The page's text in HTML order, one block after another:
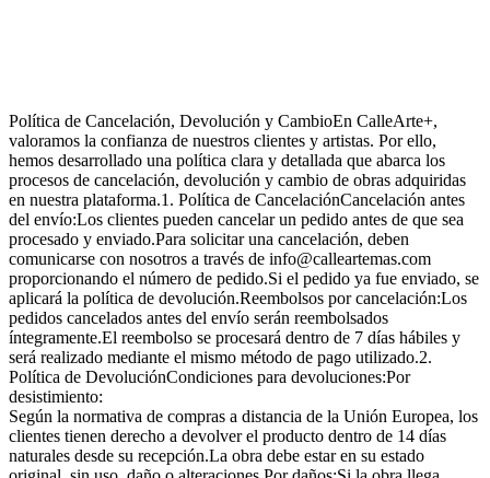
Política de Cancelación, Devolución y CambioEn CalleArte+,
valoramos la confianza de nuestros clientes y artistas. Por ello,
hemos desarrollado una política clara y detallada que abarca los
procesos de cancelación, devolución y cambio de obras adquiridas
en nuestra plataforma.1. Política de CancelaciónCancelación antes
del envío:Los clientes pueden cancelar un pedido antes de que sea
procesado y enviado.Para solicitar una cancelación, deben
comunicarse con nosotros a través de info@calleartemas.com
proporcionando el número de pedido.Si el pedido ya fue enviado, se
aplicará la política de devolución.Reembolsos por cancelación:Los
pedidos cancelados antes del envío serán reembolsados
íntegramente.El reembolso se procesará dentro de 7 días hábiles y
será realizado mediante el mismo método de pago utilizado.2.
Política de DevoluciónCondiciones para devoluciones:Por
desistimiento:
Según la normativa de compras a distancia de la Unión Europea, los
clientes tienen derecho a devolver el producto dentro de 14 días
naturales desde su recepción.La obra debe estar en su estado